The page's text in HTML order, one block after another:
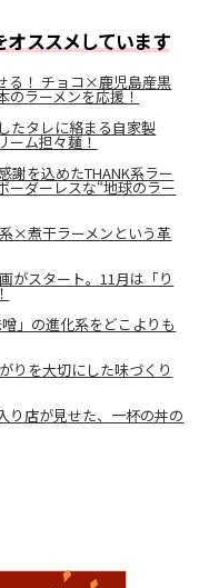
ススメしています
る！ チョコ×鹿児島産黒
のラーメンを応援！
たタレに絡まる自家製
ーム担々麺！
謝を込めたTHANK系ラー
ーダーレスな“地球のラー
×煮干ラーメンという革
がスタート。11月は「り
」の進化系をどこよりも
りを大切にした味づくり
り店が見せた、一杯の丼の